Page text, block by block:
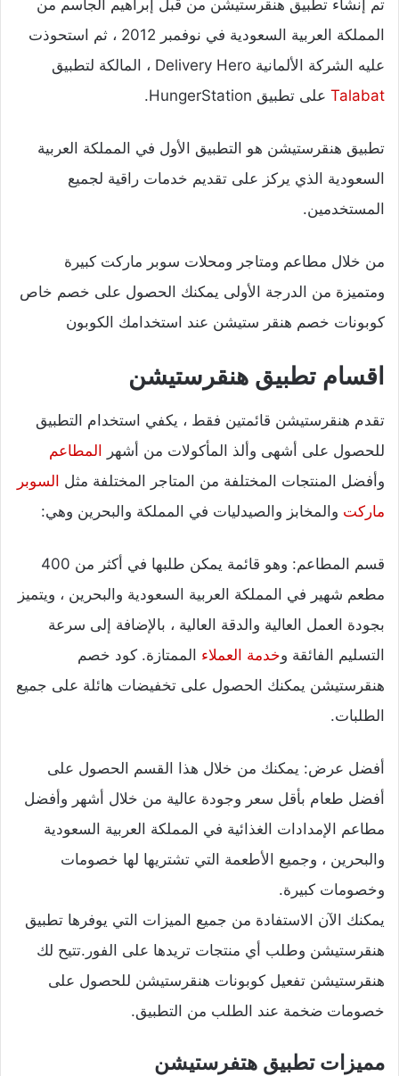
تم إنشاء تطبيق هنقرستيشن من قبل إبراهيم الجاسم من
المملكة العربية السعودية في نوفمبر 2012 ، ثم استحوذت
عليه الشركة الألمانية Delivery Hero ، المالكة لتطبيق
Talabat على تطبيق HungerStation.
تطبيق هنقرستيشن هو التطبيق الأول في المملكة العربية
السعودية الذي يركز على تقديم خدمات راقية لجميع
المستخدمين.
من خلال مطاعم ومتاجر ومحلات سوبر ماركت كبيرة
ومتميزة من الدرجة الأولى يمكنك الحصول على خصم خاص
كوبونات خصم هنقر ستيشن عند استخدامك الكوبون
اقسام تطبيق هنقرستيشن
تقدم هنقرستيشن قائمتين فقط ، يكفي استخدام التطبيق
للحصول على أشهى وألذ المأكولات من أشهر المطاعم
وأفضل المنتجات المختلفة من المتاجر المختلفة مثل السوبر
ماركت والمخابز والصيدليات في المملكة والبحرين وهي:
قسم المطاعم: وهو قائمة يمكن طلبها في أكثر من 400
مطعم شهير في المملكة العربية السعودية والبحرين ، ويتميز
بجودة العمل العالية والدقة العالية ، بالإضافة إلى سرعة
التسليم الفائقة وخدمة العملاء الممتازة. كود خصم
هنقرستيشن يمكنك الحصول على تخفيضات هائلة على جميع
الطلبات.
أفضل عرض: يمكنك من خلال هذا القسم الحصول على
أفضل طعام بأقل سعر وجودة عالية من خلال أشهر وأفضل
مطاعم الإمدادات الغذائية في المملكة العربية السعودية
والبحرين ، وجميع الأطعمة التي تشتريها لها خصومات
وخصومات كبيرة.
يمكنك الآن الاستفادة من جميع الميزات التي يوفرها تطبيق
هنقرستيشن وطلب أي منتجات تريدها على الفور.تتيح لك
هنقرستيشن تفعيل كوبونات هنقرستيشن للحصول على
خصومات ضخمة عند الطلب من التطبيق.
مميزات تطبيق هتفرستيشن